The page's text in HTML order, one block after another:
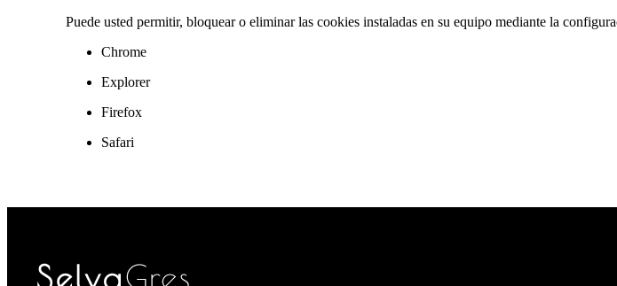
Puede usted permitir, bloquear o eliminar las cookies instaladas en su equipo mediante la
Chrome
Explorer
Firefox
Safari